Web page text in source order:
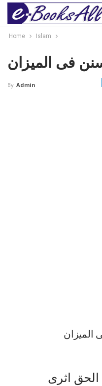
Home Islam
فی المیزان
By Admin
المیزان
اثری